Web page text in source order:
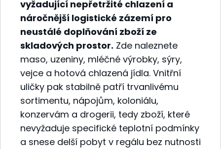
vyžadující nepřetržité chlazení a
náročnější logistické zázemí pro
neustálé doplňování zboží ze
skladových prostor. Zde naleznete
maso, uzeniny, mléčné výrobky, sýry,
vejce a hotová chlazená jídla. Vnitřní
uličky pak stabilně patří trvanlivému
sortimentu, nápojům, koloniálu,
konzervám a drogerii, tedy zboží, které
nevyžaduje specifické teplotní podmínky
a snese delší pobyt v regálu bez nutnosti